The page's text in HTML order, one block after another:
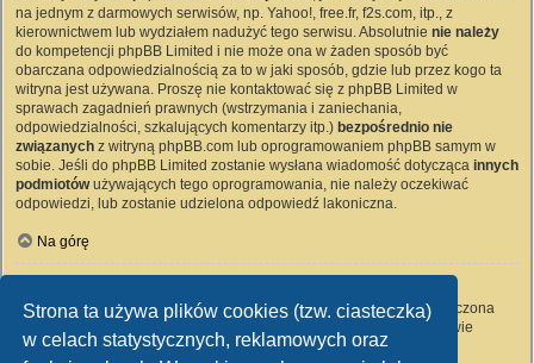
Strona ta używa plików cookies (tzw. ciasteczka)
w celach statystycznych, reklamowych oraz
na jednym z darmowych serwisów, np. Yahoo!, free.fr, f2s.com, itp., z
kierownictwem lub wydziałem nadużyć tego serwisu. Absolutnie nie należy
do kompetencji phpBB Limited i nie może ona w żaden sposób być
obarczana odpowiedzialnością za to w jaki sposób, gdzie lub przez kogo ta
witryna jest używana. Proszę nie kontaktować się z phpBB Limited w
sprawach zagadnień prawnych (wstrzymania i zaniechania,
odpowiedzialności, szkalujących komentarzy itp.) bezpośrednio nie
związanych z witryną phpBB.com lub oprogramowaniem phpBB samym w
sobie. Jeśli do phpBB Limited zostanie wysłana wiadomość dotycząca innych
podmiotówużywających tego oprogramowania, nie należy oczekiwać
odpowiedzi, lub zostanie udzielona odpowiedź lakoniczna.
Na górę
Wszyscy użytkownicy witryny mogą używać – jeśli funkcja ta jest włączona
przez administratora witryny – formularza „Kontakt z nami”. Członkowie
witryny mogą także używać odnośnika „Zespół administracyjny”.